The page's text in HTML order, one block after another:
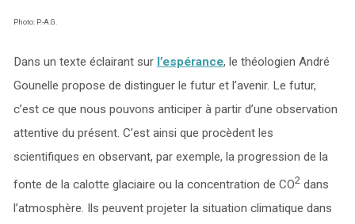
Photo: P.-A.G.
Dans un texte éclairant sur l’espérance, le théologien André
Gounelle propose de distinguer le futur et l’avenir. Le futur,
c’est ce que nous pouvons anticiper à partir d’une observation
attentive du présent. C’est ainsi que procèdent les
scientifiques en observant, par exemple, la progression de la
fonte de la calotte glaciaire ou la concentration de CO2dans
l’atmosphère. Ils peuvent projeter la situation climatique dans